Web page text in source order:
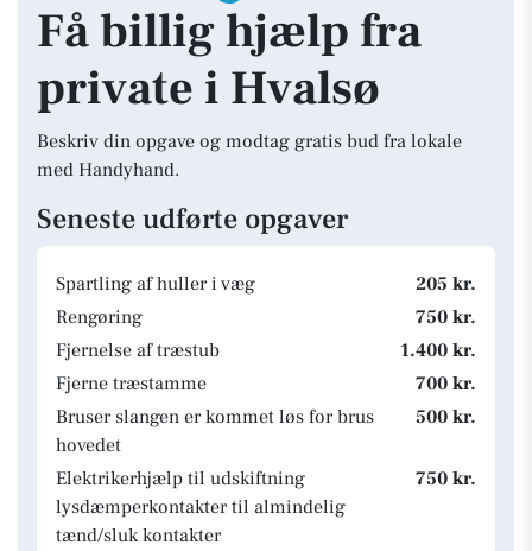
Få billig hjælp fra
private i Hvalsø
Beskriv din opgave og modtag gratis bud fra lokale
med Handyhand.
Seneste udførte opgaver
Spartling af huller i væg
205 kr.
Rengøring
750 kr.
Fjernelse af træstub
1.400 kr.
Fjerne træstamme
700 kr.
Bruser slangen er kommet løs for brus
hovedet
500 kr.
Elektrikerhjælp til udskiftning
lysdæmperkontakter til almindelig
tænd/sluk kontakter
750 kr.